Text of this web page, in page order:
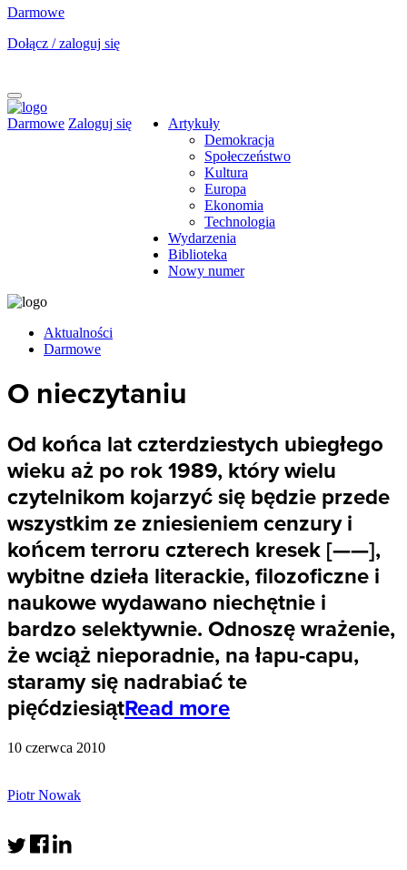
Darmowe
Dołącz / zaloguj się
Darmowe Zaloguj się
Artykuły
Demokracja
Społeczeństwo
Kultura
Europa
Ekonomia
Technologia
Wydarzenia
Biblioteka
Nowy numer
Aktualności
Darmowe
O nieczytaniu
Od końca lat czterdziestych ubiegłego
wieku aż po rok 1989, który wielu
czytelnikom kojarzyć się będzie przede
wszystkim ze zniesieniem cenzury i
końcem terroru czterech kresek [——],
wybitne dzieła literackie, filozoficzne i
naukowe wydawano niechętnie i
bardzo selektywnie. Odnoszę wrażenie,
że wciąż nieporadnie, na łapu-capu,
staramy się nadrabiać te
pięćdziesiątRead more
10 czerwca 2010
Piotr Nowak